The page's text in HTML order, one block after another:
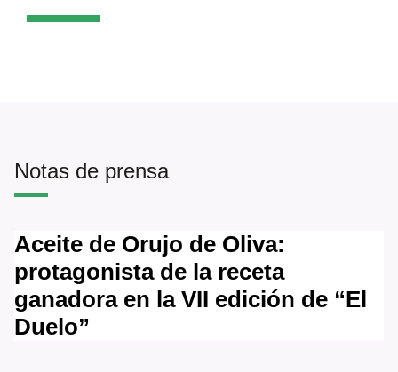
Notas de prensa
Aceite de Orujo de Oliva:
protagonista de la receta
ganadora en la VII edición de “El
Duelo”